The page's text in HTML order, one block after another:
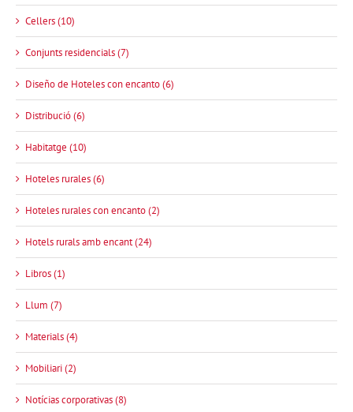
Cellers (10)
Conjunts residencials (7)
Diseño de Hoteles con encanto (6)
Distribució (6)
Habitatge (10)
Hoteles rurales (6)
Hoteles rurales con encanto (2)
Hotels rurals amb encant (24)
Libros (1)
Llum (7)
Materials (4)
Mobiliari (2)
Notícias corporativas (8)